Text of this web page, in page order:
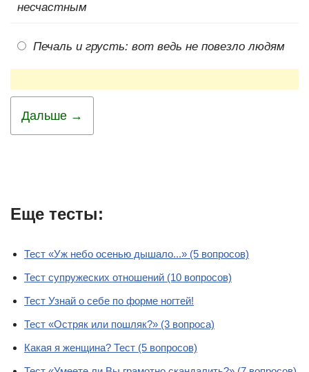
несчастным
Печаль и грусть: вот ведь не повезло людям
Дальше →
Еще тесты:
Тест «Уж небо осенью дышало...» (5 вопросов)
Тест супружеских отношений (10 вопросов)
Тест Узнай о себе по форме ногтей!
Тест «Остряк или пошляк?» (3 вопроса)
Какая я женщина? Тест (5 вопросов)